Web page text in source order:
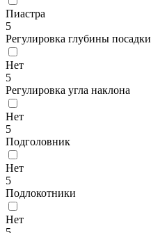
Пиастра
5
Регулировка глубины посадки
Нет
5
Регулировка угла наклона
Нет
5
Подголовник
Нет
5
Подлокотники
Нет